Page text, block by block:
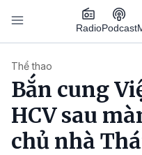
Nhảy đến nội dung
RadioPodcast
Thể thao
Bắn cung
HCV sau
chủ nhà